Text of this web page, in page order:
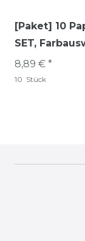
[Paket] 10
SET,
8,89 € *
10 Stück